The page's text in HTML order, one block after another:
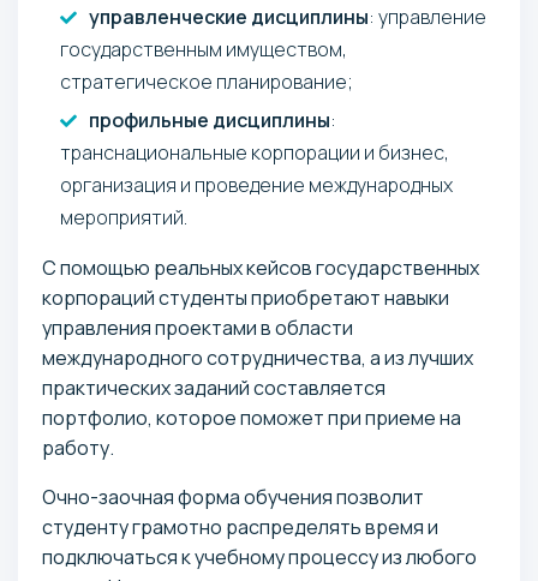
управленческие дисциплины: управление
государственным имуществом,
стратегическое планирование;
профильные дисциплины:
транснациональные корпорации и бизнес,
организация и проведение международных
мероприятий.
С помощью реальных кейсов государственных
корпораций студенты приобретают навыки
управления проектами в области
международного сотрудничества, а из лучших
практических заданий составляется
портфолио, которое поможет при приеме на
работу.
Очно-заочная форма обучения позволит
студенту грамотно распределять время и
подключаться к учебному процессу из любого